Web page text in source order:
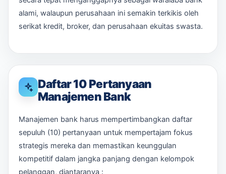
alami, walaupun perusahaan ini semakin terkikis oleh
serikat kredit, broker, dan perusahaan ekuitas swasta.
Daftar 10 Pertanyaan
Manajemen Bank
Manajemen bank harus mempertimbangkan daftar
sepuluh (10) pertanyaan untuk mempertajam fokus
strategis mereka dan memastikan keunggulan
kompetitif dalam jangka panjang dengan kelompok
pelanggan, diantaranya :